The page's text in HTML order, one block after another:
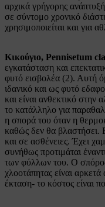
αρχικά γρήγορης
σε σύντομο χρονικό
χρησιμοποιείται και για
Κικούγιο, Pennisetum
εγκατάσταση και
φυτό εισβολέα (2). Αυτή
ιδανικό και ως φυτό
και είναι ανθεκτικό στην
το κατάλληλο για
η σπορά του όταν η
καθώς δεν θα βλαστήσει.
και σε ασθένειες. Έχει
συνήθως προτιμάται
των φύλλων του. Ο
χλοοτάπητας είναι
έκταση- το κόστος είναι